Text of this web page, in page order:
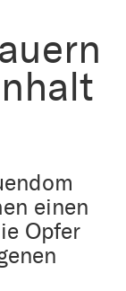
einen
Opfer